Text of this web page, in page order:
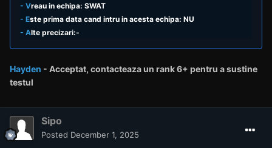
- Vreau in echipa: SWAT
- Este prima data cand intru in acesta echipa: NU
- Alte precizari:-
Hayden - Acceptat, contacteaza un rank6+ pentru a sustine
testul
Sipo
Posted December 1, 2025